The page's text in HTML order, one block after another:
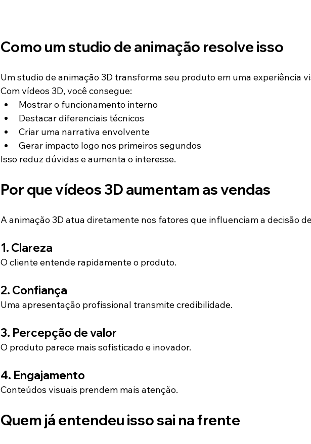
Como um studio de animação resolve isso
Um studio de animação 3D transforma seu produto em uma experiência
Com vídeos 3D, você consegue:
Mostrar o funcionamento interno
Destacar diferenciais técnicos
Criar uma narrativa envolvente
Gerar impacto logo nos primeiros segundos
Isso reduz dúvidas e aumenta o interesse.
Por que vídeos 3D aumentam as vendas
A animação 3D atua diretamente nos fatores que influenciam a decisão
1. Clareza
O cliente entende rapidamente o produto.
2. Confiança
Uma apresentação profissional transmite credibilidade.
3. Percepção de valor
O produto parece mais sofisticado e inovador.
4. Engajamento
Conteúdos visuais prendem mais atenção.
Quem já entendeu isso sai na frente